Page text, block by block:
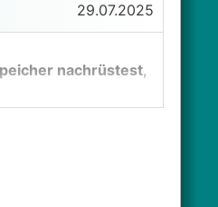
29.07.2025
nachrüstest,